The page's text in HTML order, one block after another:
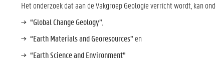
Het onderzoek dat aan de Vakgroep Geologie verricht wordt, kan
“Global Change Geology”
“Earth Materials and Georesources” en
“Earth Science and Environment”